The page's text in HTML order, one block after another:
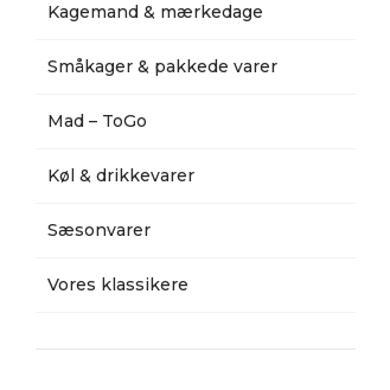
Kagemand & mærkedage
Småkager & pakkede varer
Mad – ToGo
Køl & drikkevarer
Sæsonvarer
Vores klassikere